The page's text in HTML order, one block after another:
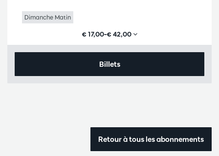
Dimanche Matin
€ 17,00–€ 42,00
Billets
Retour à tous les abonnements